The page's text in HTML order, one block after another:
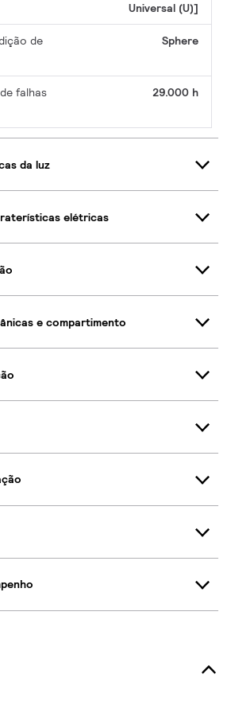
Universal (U)]
de
Sphere
falhas
29.000 h
da luz
elétricas
e compartimento